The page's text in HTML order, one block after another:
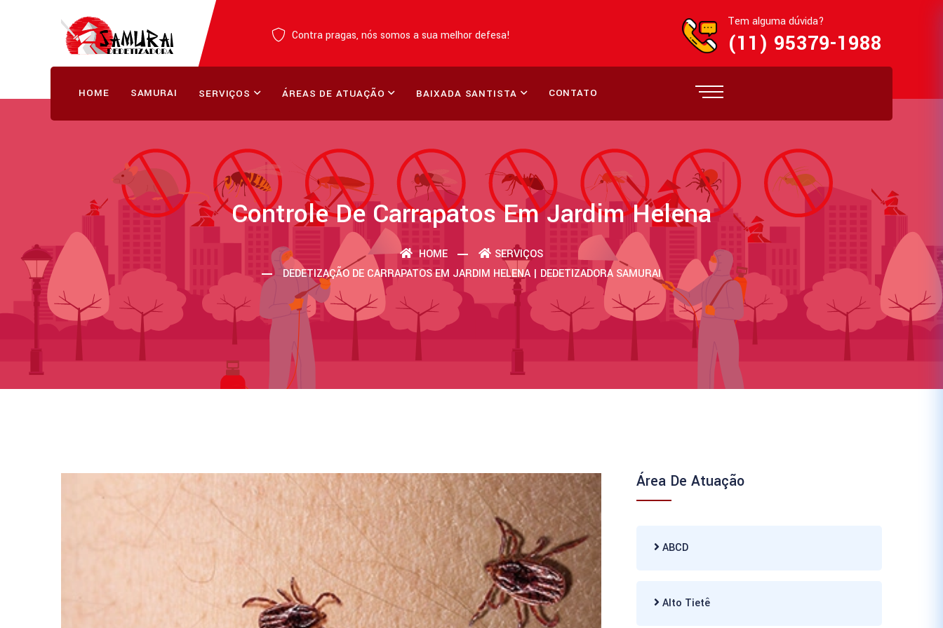
Contra pragas, nós somos a sua melhor defesa!
Tem alguma dúvida?
(11) 95379-1988
HOME SAMURAI SERVIÇOS ÁREAS DE ATUAÇÃO BAIXADA SANTISTA CONTATO
Controle De Carrapatos Em Jardim Helena
HOME
SERVIÇOS
DEDETIZAÇÃO DE CARRAPATOS EM JARDIM HELENA | DEDETIZADORA SAMURAI
Área De Atuação
ABCD
Alto Tietê